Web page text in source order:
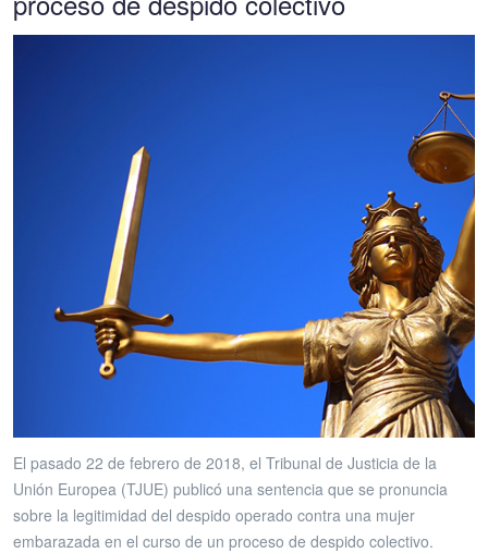
El pasado 22 de febrero de 2018, el Tribunal de Justicia de la
Unión Europea (TJUE) publicó una sentencia que se pronuncia
sobre la legitimidad del despido operado contra una mujer
embarazada en el curso de un proceso de despido colectivo.